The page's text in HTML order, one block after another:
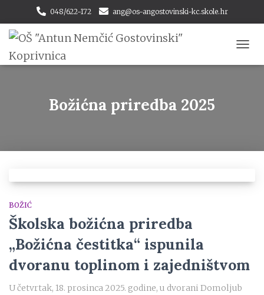
048/622-172 ang@os-angostovinski-kc.skole.hr
Božićna priredba 2025
BOŽIĆ
Školska božićna priredba
„Božićna čestitka“ ispunila
dvoranu toplinom i zajedništvom
U četvrtak, 18. prosinca 2025. godine, u dvorani Domoljub